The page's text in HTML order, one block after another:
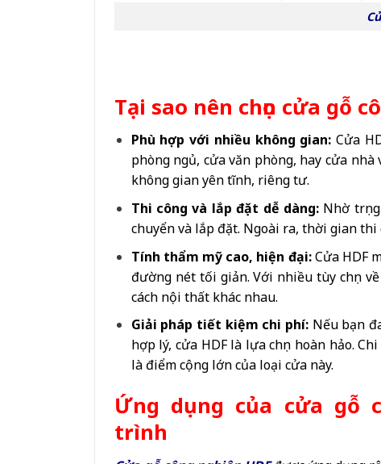
Tại sao nên chọn cửa gỗ
Phù hợp với nhiều không gian: Cửa
phòng ngủ, cửa văn phòng, hay cửa
không gian yên tĩnh, riêng tư.
Thi công và lắp đặt dễ dàng: Nhờ
chuyển và lắp đặt. Ngoài ra, thời gian
Tính thẩm mỹ cao, hiện đại:Cửa HDF
đường nét tối giản. Với nhiều tùy chọn
cách nội thất khác nhau.
Giải pháp tiết kiệm chi phí: Nếu bạn
hợp lý, cửa HDF là lựa chọn hoàn hảo.
là điểm cộng lớn của loại cửa này.
Ứng dụng của cửa gỗ
trình